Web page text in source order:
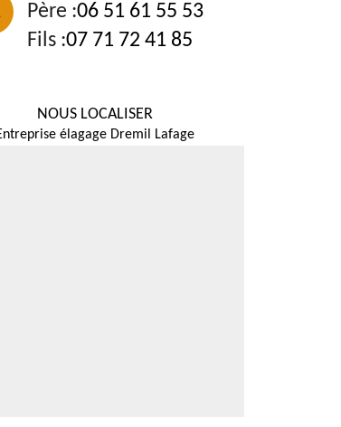
Père :06 51 61 55 53
Fils :07 71 72 41 85
NOUS LOCALISER
élagage Dremil Lafage